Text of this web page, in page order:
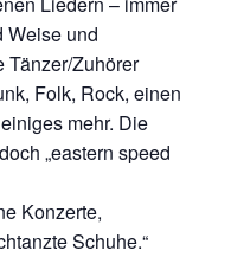
Weise und
Tänzer/Zuhörer
Folk, Rock, einen
mehr. Die
„eastern speed
Konzerte,
Schuhe.“